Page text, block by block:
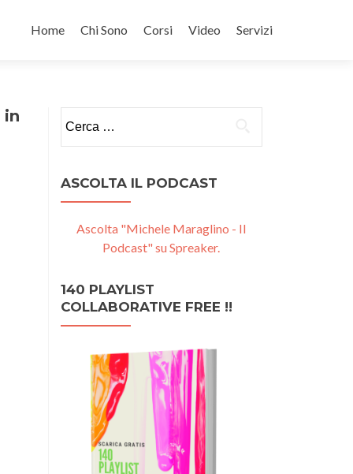
il
Home Chi Sono Corsi Video Servizi
in
per:
ASCOLTA IL PODCAST
Ascolta "Michele Maraglino - Il
Podcast" su Spreaker.
140 PLAYLIST
COLLABORATIVE FREE !!